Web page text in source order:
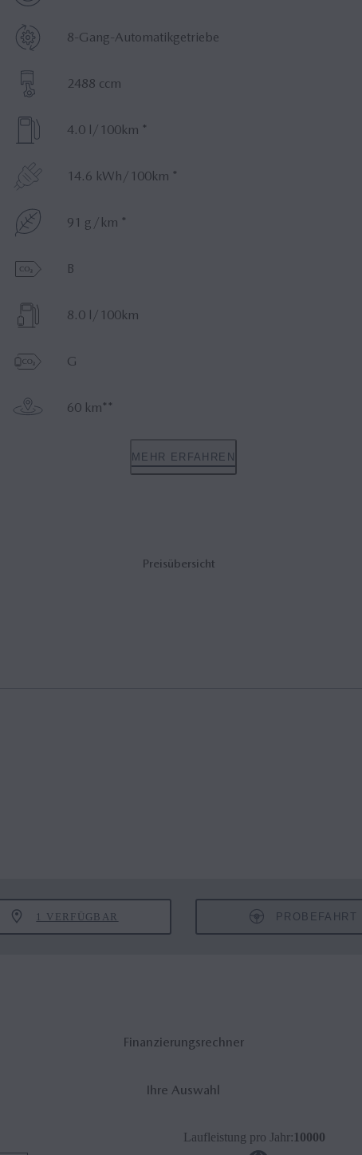
Getriebe
8-Gang-Automatikgetriebe
Hubraum
2488 ccm
Kraftstoffverbrauch (komb.)
4.0 l/100km *
Stromverbrauch (komb.)
14.6 kWh/100km *
CO2-Emissionen (komb.)
91 g/km *
CO2-Klasse
B
Kraftstoffverbrauch (entl. Batterie)
8.0 l/100km
CO2-Klasse (entl. Batterie)
G
Elektrische Reichweite
60 km**
MEHR ERFAHREN
Preisübersicht
1 VERFÜGBAR PROBEFAHRT
Finanzierungsrechner
Ihre Auswahl
Laufleistung pro Jahr:10000